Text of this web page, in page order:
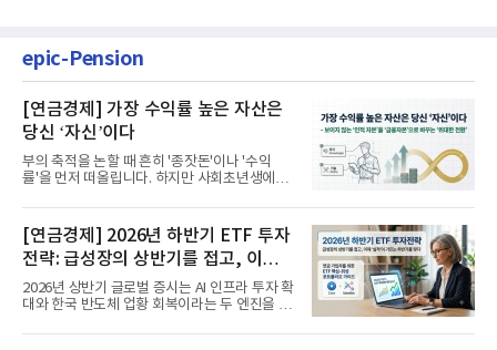
epic-Pension
[연금경제] 가장 수익률 높은 자산은
당신 ‘자신’이다
부의 축적을 논할 때 흔히 '종잣돈'이나 '수익
률'을 먼저 떠올립니다. 하지만 사회초년생에게
[연금경제] 2026년 하반기 ETF 투자
전략: 급성장의 상반기를 접고, 이제
'실적'이 가르는 하반기를 맞다
2026년 상반기 글로벌 증시는 AI 인프라 투자 확
대와 한국 반도체 업황 회복이라는 두 엔진을 달